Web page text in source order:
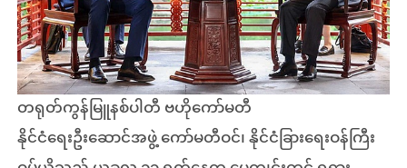
တရုတ်ကွန်မြူနစ်ပါတီ ဗဟိုကော်မတီ
နိုင်ငံရေးဦးဆောင်အဖွဲ့ ကော်မတီဝင်၊ နိုင်ငံခြားရေးဝန်ကြီး